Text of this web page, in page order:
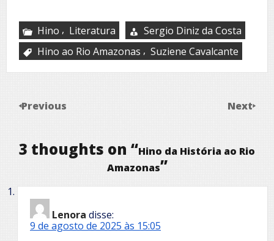
Hino , Literatura
Sergio Diniz da Costa
Hino ao Rio Amazonas , Suziene Cavalcante
Previous Next
3 thoughts on “Hino da História ao Rio
Amazonas”
Lenora disse:
9 de agosto de 2025 às 15:05